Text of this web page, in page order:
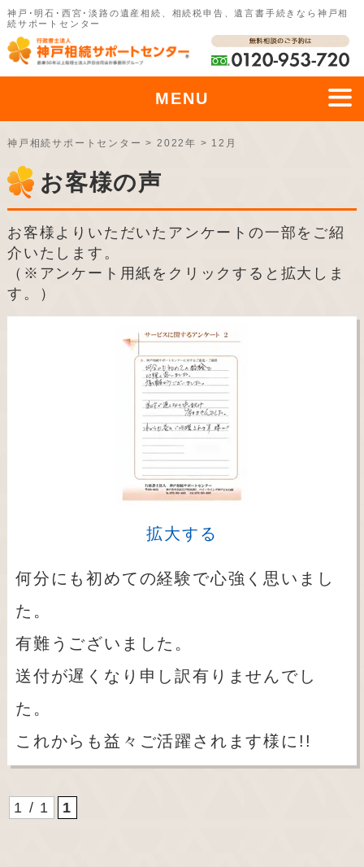
神戸･明石･西宮･淡路の遺産相続、相続税申告、遺言書手続きなら神戸相
続サポートセンター
MENU
神戸相続サポートセンター > 2022年 > 12月
お客様の声
お客様よりいただいたアンケートの一部をご紹
介いたします。
（※アンケート用紙をクリックすると拡大しま
す。）
拡大する
何分にも初めての経験で心強く思いまし
た。
有難うございました。
送付が遅くなり申し訳有りませんでし
た。
これからも益々ご活躍されます様に!!
1 / 1 1